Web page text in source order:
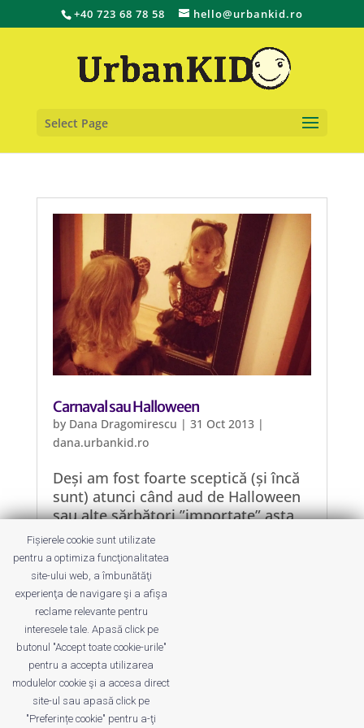
+40 723 68 78 58 hello@urbankid.ro
Select Page
Carnaval sau Halloween
by Dana Dragomirescu | 31 Oct 2013|
dana.urbankid.ro
Deși am fost foarte sceptică (și încă
sunt) atunci când aud de Halloween
sau alte sărbători ”importate” asta
se întâmplă pentru că devin mult dar
mult prea comerciale. Până acum nu
am avut de a face cu el, acum că a
apărut dorința de ”deghizare”, am
zis să văd ce-i cu...
Fișierele cookie sunt utilizate
pentru a optimiza funcţionalitatea
site-ului web, a îmbunătăţi
experienţa de navigare şi a afişa
reclame relevante pentru
interesele tale. Apasă click pe
butonul "Accept toate cookie-urile"
pentru a accepta utilizarea
modulelor cookie şi a accesa direct
site-ul sau apasă click pe
"Preferințe cookie" pentru a-ţi